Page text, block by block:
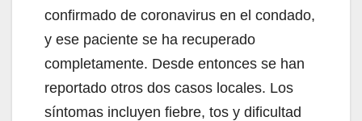
confirmado de coronavirus en el condado,
y ese paciente se ha recuperado
completamente. Desde entonces se han
reportado otros dos casos locales. Los
síntomas incluyen fiebre, tos y dificultad